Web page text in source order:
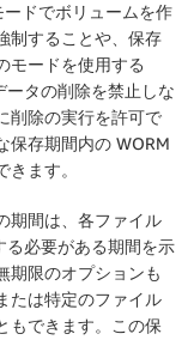
ドでボリュームを作
制することや、保存
モードを使用する
ータの削除を禁止しな
削除の実行を許可で
保存期間内の WORM
ます。
期間は、各ファイル
る必要がある期間を示
期限のオプションも
たは特定のファイル
もできます。この保